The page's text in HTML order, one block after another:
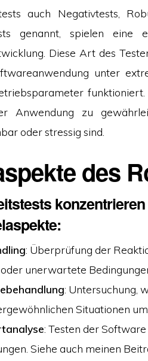
auch Negativtests,
genannt, spielen
Diese Art des
unter
Anwendung zu
oder stressig sind.
des
: Überprüfung der
unerwartete
: Untersuchung,
Situationen
: Testen der
Siehe auch meinen